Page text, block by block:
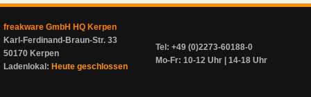
freakware GmbH HQ Kerpen
Karl-Ferdinand-Braun-Str. 33
50170 Kerpen
Ladenlokal: Heute geschlossen
Tel: +49 (0)2273-60188-0
Mo-Fr: 10-12 Uhr | 14-18 Uhr